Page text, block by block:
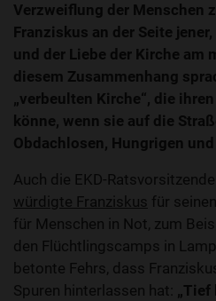
Verzweiflung der Menschen
Franziskus an der Seite
und der Liebe der Kirche am
diesem Zusammenhang
„verbeulten Kirche“, die
könne, wenn sie auf die
Obdachlosen, Hungrigen und
Auch die EKD-
würdigte Franziskus für
für Menschen in Not, zum
den Flüchtlingscamps in
betonte Fehrs, dass
Spuren hinterlassen hat: